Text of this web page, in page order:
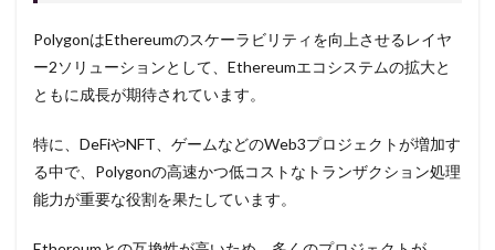
PolygonはEthereumのスケーラビリティを向上させるレイヤ
ー2ソリューションとして、Ethereumエコシステムの拡大と
ともに成長が期待されています。
特に、DeFiやNFT、ゲームなどのWeb3プロジェクトが増加す
る中で、Polygonの高速かつ低コストなトランザクション処理
能力が重要な役割を果たしています。